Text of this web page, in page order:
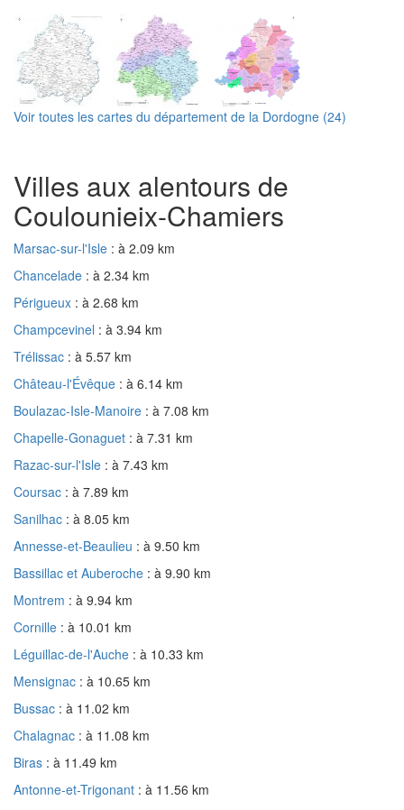
Voir toutes les cartes du département de la Dordogne (24)
Villes aux alentours de
Coulounieix-Chamiers
Marsac-sur-l'Isle : à 2.09 km
Chancelade : à 2.34 km
Périgueux : à 2.68 km
Champcevinel : à 3.94 km
Trélissac : à 5.57 km
Château-l'Évêque : à 6.14 km
Boulazac-Isle-Manoire : à 7.08 km
Chapelle-Gonaguet : à 7.31 km
Razac-sur-l'Isle : à 7.43 km
Coursac : à 7.89 km
Sanilhac : à 8.05 km
Annesse-et-Beaulieu : à 9.50 km
Bassillac et Auberoche : à 9.90 km
Montrem : à 9.94 km
Cornille : à 10.01 km
Léguillac-de-l'Auche : à 10.33 km
Mensignac : à 10.65 km
Bussac : à 11.02 km
Chalagnac : à 11.08 km
Biras : à 11.49 km
Antonne-et-Trigonant : à 11.56 km